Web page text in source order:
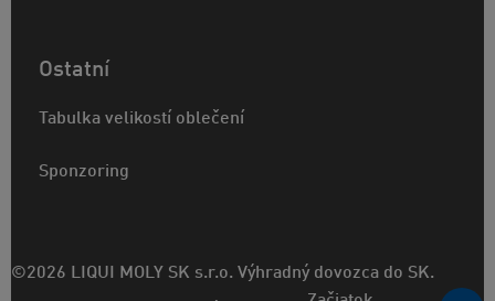
Ostatní
Tabulka velikostí oblečení
Sponzoring
©2026 LIQUI MOLY SK s.r.o. Výhradný dovozca do SK.